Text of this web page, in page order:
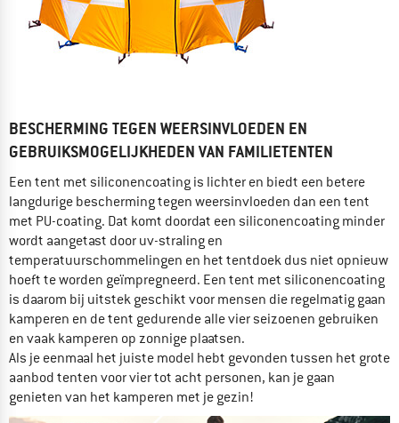
BESCHERMING TEGEN WEERSINVLOEDEN EN
GEBRUIKSMOGELIJKHEDEN VAN FAMILIETENTEN
Een tent met siliconencoating is lichter en biedt een betere
langdurige bescherming tegen weersinvloeden dan een tent
met PU-coating. Dat komt doordat een siliconencoating minder
wordt aangetast door uv-straling en
temperatuurschommelingen en het tentdoek dus niet opnieuw
hoeft te worden geïmpregneerd. Een tent met siliconencoating
is daarom bij uitstek geschikt voor mensen die regelmatig gaan
kamperen en de tent gedurende alle vier seizoenen gebruiken
en vaak kamperen op zonnige plaatsen.
Als je eenmaal het juiste model hebt gevonden tussen het grote
aanbod tenten voor vier tot acht personen, kan je gaan
genieten van het kamperen met je gezin!